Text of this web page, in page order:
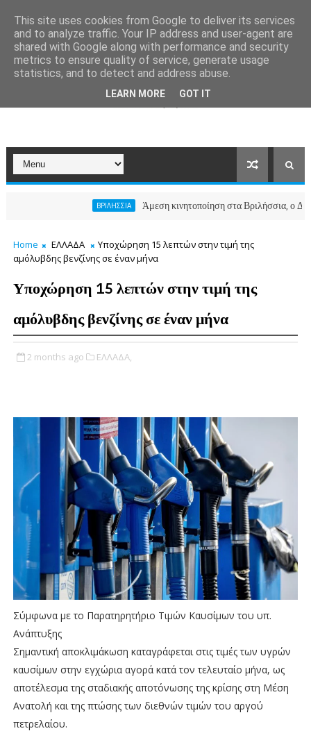
ΒΡΙΛΗΣΣΙΑ Άμεση κινητοποίηση στα Βριλήσσια, ο Δήμος
Home ΕΛΛΑΔΑ
Υποχώρηση 15 λεπτών στην τιμή της
αμόλυβδης βενζίνης σε έναν μήνα
Υποχώρηση 15 λεπτών στην τιμή της
αμόλυβδης βενζίνης σε έναν μήνα
2 months ago ΕΛΛΑΔΑ,
Σύμφωνα με το Παρατηρητήριο Τιμών Καυσίμων του υπ.
Ανάπτυξης
Σημαντική αποκλιμάκωση καταγράφεται στις τιμές των υγρών
καυσίμων στην εγχώρια αγορά κατά τον τελευταίο μήνα, ως
αποτέλεσμα της σταδιακής αποτόνωσης της κρίσης στη Μέση
Ανατολή και της πτώσης των διεθνών τιμών του αργού
πετρελαίου.
This site uses cookies from Google to deliver its services
and to analyze traffic. Your IP address and user-agent are
shared with Google along with performance and security
metrics to ensure quality of service, generate usage
statistics, and to detect and address abuse.
LEARN MORE GOT IT